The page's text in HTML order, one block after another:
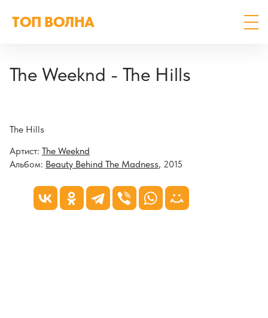
ТОП ВОЛНА
The Weeknd - The Hills
The Hills
Артист: The Weeknd
Альбом: Beauty Behind The Madness, 2015